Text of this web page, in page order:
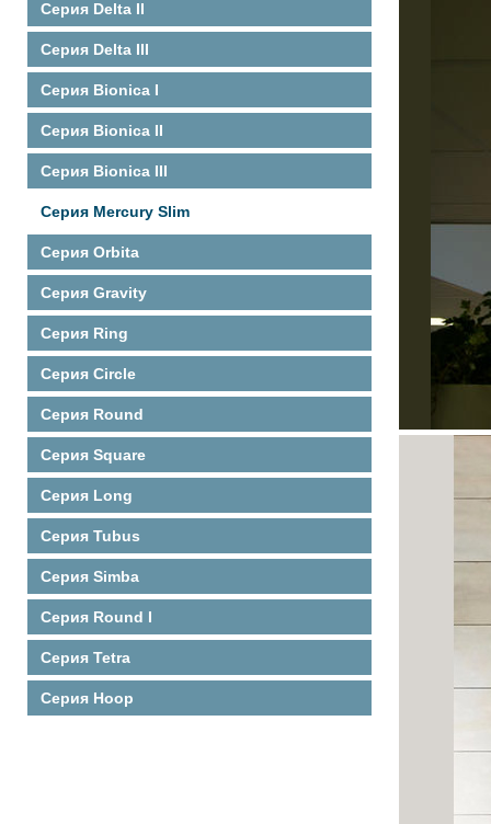
Серия Delta II
Серия Delta III
Серия Bionica I
Серия Bionica II
Серия Bionica III
Серия Mercury Slim
Серия Orbita
Серия Gravity
Серия Ring
Серия Circle
Серия Round
Серия Square
Серия Long
Серия Tubus
Серия Simba
Серия Round I
Серия Tetra
Серия Hoop